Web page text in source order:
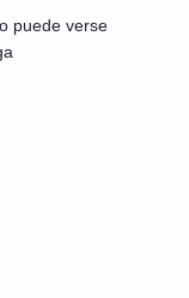
puede verse